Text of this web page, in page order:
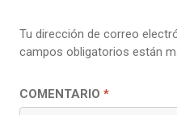
Tu dirección de correo
campos obligatorios están
COMENTARIO *